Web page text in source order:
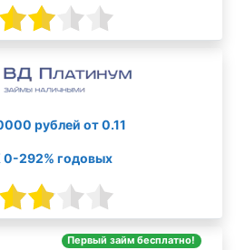
рублей от 0.11
292% годовых
Первый займ бесплатно!